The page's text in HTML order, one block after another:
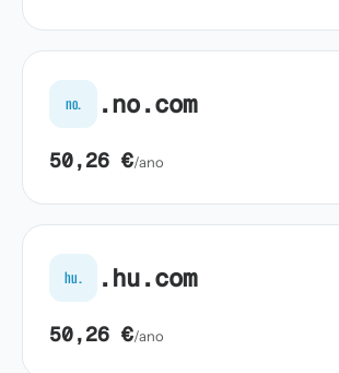
no. .no.com
50,26 €/ano
hu. .hu.com
50,26 €/ano